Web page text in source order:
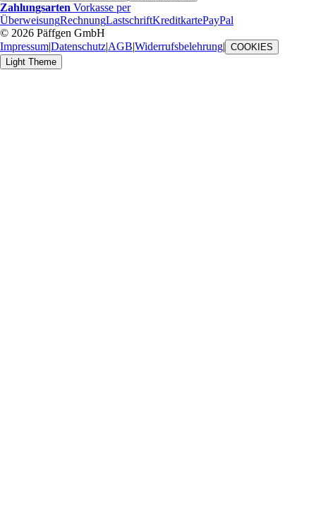
Zahlungsarten Vorkasse per
ÜberweisungRechnungLastschriftKreditkartePayPal
© 2026 Päffgen GmbH
Impressum|Datenschutz|AGB|Widerrufsbelehrung| COOKIES
Light Theme